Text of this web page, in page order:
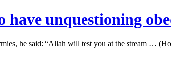
have unquestioning
he said: “Allah will test you at the stream …